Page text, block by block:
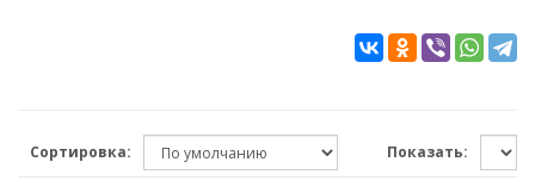
Сортировка: Показать: